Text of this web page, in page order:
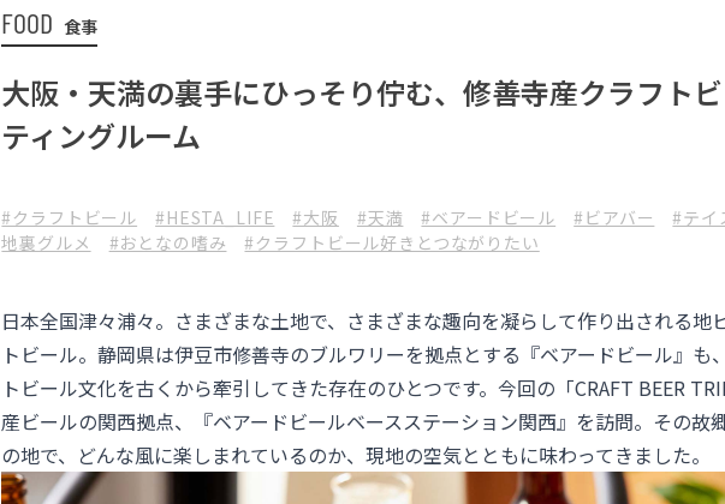
FOOD 食事
大阪・天満の裏手にひっそり佇む、修善寺産クラフト
ティングルーム
#クラフトビール #HESTA_LIFE #大阪 #天満 #ベアードビール #ビアバー
#テイ
地裏グルメ
#おとなの嗜み #クラフトビール好きとつながりたい
日本全国津々浦々。さまざまな土地で、さまざまな趣向を凝らして作り出される地
トビール。静岡県は伊豆市修善寺のブルワリーを拠点とする『ベアードビール』も
トビール文化を古くから牽引してきた存在のひとつです。今回の「CRAFT BEER
産ビールの関西拠点、『ベアードビールベースステーション関西』を訪問。その故
の地で、どんな風に楽しまれているのか、現地の空気とともに味わってきました。